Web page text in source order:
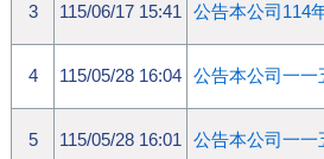
3 115/06/17 15:41 公告本公司114
4 115/05/28 16:04 公告本公司一一
5 115/05/28 16:01 公告本公司一一